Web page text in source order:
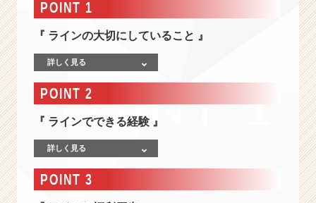
反
響
の
出
ス
テ
ン
サ
POINT 1
『 ラインの大切にしていること 』
詳しく見る
POINT 2
『 ラインでできる経験 』
詳しく見る
POINT 3